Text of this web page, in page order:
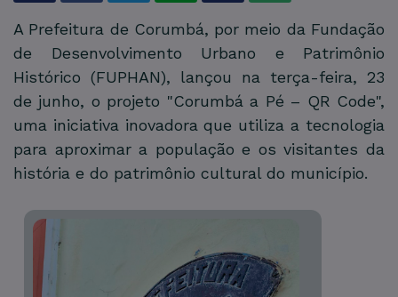
A Prefeitura de Corumbá, por meio da Fundação
de Desenvolvimento Urbano e Patrimônio
Histórico (FUPHAN), lançou na terça-feira, 23
de junho, o projeto "Corumbá a Pé – QR Code",
uma iniciativa inovadora que utiliza a tecnologia
para aproximar a população e os visitantes da
história e do patrimônio cultural do município.